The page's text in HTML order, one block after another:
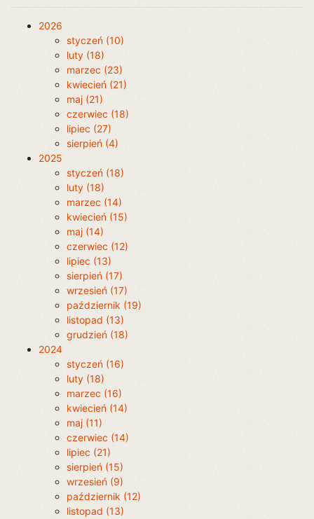
2026
styczeń (10)
luty (18)
marzec (23)
kwiecień (21)
maj (21)
czerwiec (18)
lipiec (27)
sierpień (4)
2025
styczeń (18)
luty (18)
marzec (14)
kwiecień (15)
maj (14)
czerwiec (12)
lipiec (13)
sierpień (17)
wrzesień (17)
październik (19)
listopad (13)
grudzień (18)
2024
styczeń (16)
luty (18)
marzec (16)
kwiecień (14)
maj (11)
czerwiec (14)
lipiec (21)
sierpień (15)
wrzesień (9)
październik (12)
listopad (13)